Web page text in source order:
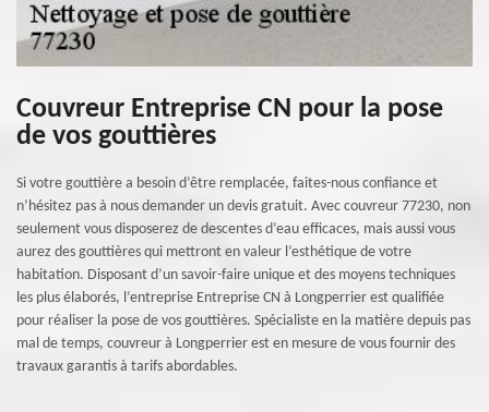
Couvreur Entreprise CN pour la pose
de vos gouttières
Si votre gouttière a besoin d’être remplacée, faites-nous confiance et
n’hésitez pas à nous demander un devis gratuit. Avec couvreur 77230, non
seulement vous disposerez de descentes d’eau efficaces, mais aussi vous
aurez des gouttières qui mettront en valeur l’esthétique de votre
habitation. Disposant d’un savoir-faire unique et des moyens techniques
les plus élaborés, l’entreprise Entreprise CN à Longperrier est qualifiée
pour réaliser la pose de vos gouttières. Spécialiste en la matière depuis pas
mal de temps, couvreur à Longperrier est en mesure de vous fournir des
travaux garantis à tarifs abordables.